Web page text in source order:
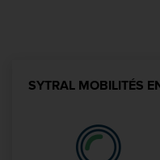
SYTRAL MOBILITÉS